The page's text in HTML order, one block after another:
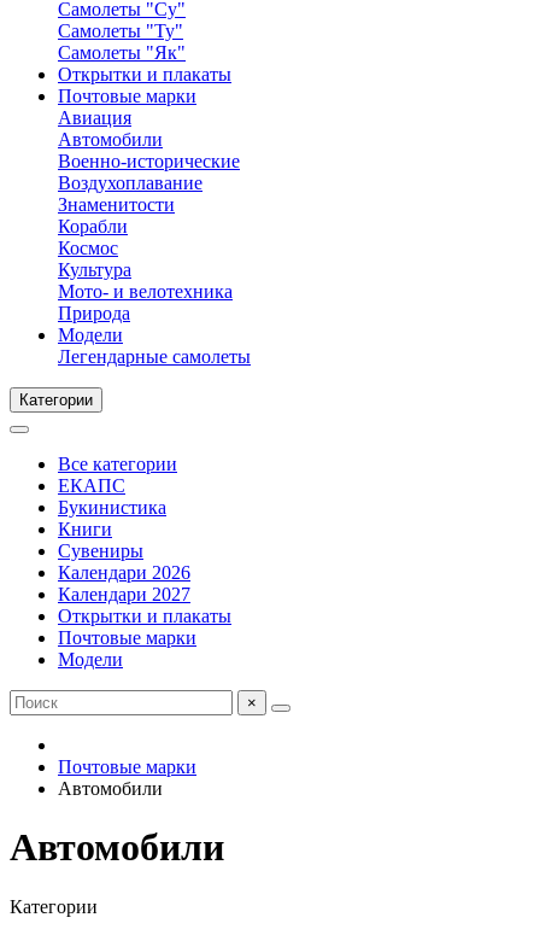
Самолеты "Су"
Самолеты "Ту"
Самолеты "Як"
Открытки и плакаты
Почтовые марки
Авиация
Автомобили
Военно-исторические
Воздухоплавание
Знаменитости
Корабли
Космос
Культура
Мото- и велотехника
Природа
Модели
Легендарные самолеты
Категории
Все категории
ЕКАПС
Букинистика
Книги
Сувениры
Календари 2026
Календари 2027
Открытки и плакаты
Почтовые марки
Модели
×
Почтовые марки
Автомобили
Автомобили
Категории